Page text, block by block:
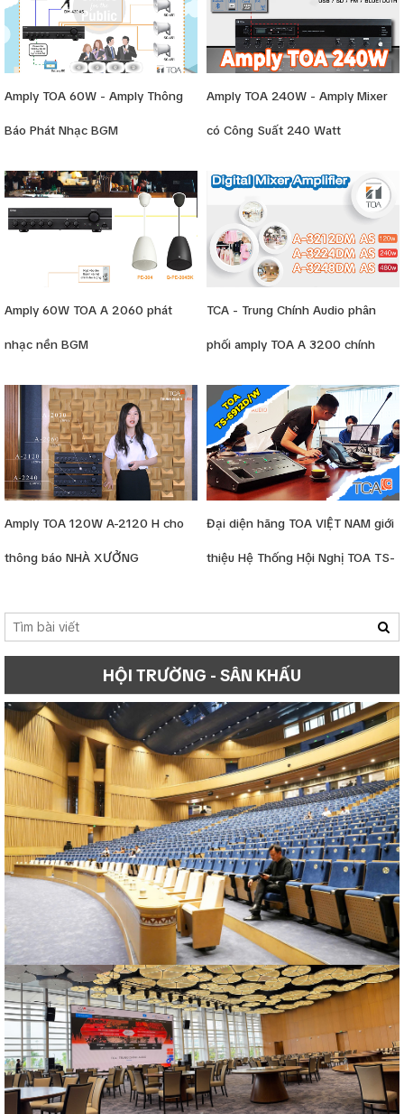
Amply TOA 60W - Amply Thông
Báo Phát Nhạc BGM
Amply TOA 240W - Amply Mixer
có Công Suất 240 Watt
Amply 60W TOA A 2060 phát
nhạc nền BGM
TCA - Trung Chính Audio phân
phối amply TOA A 3200 chính
Amply TOA 120W A-2120 H cho
thông báo NHÀ XƯỞNG
Đại diện hãng TOA VIỆT NAM giới
thiệu Hệ Thống Hội Nghị TOA TS-
HỘI TRƯỜNG - SÂN KHẤU